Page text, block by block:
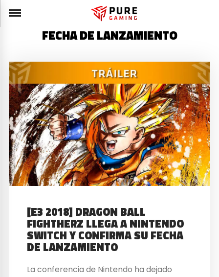
FECHA DE LANZAMIENTO
[E3 2018] DRAGON BALL
FIGHTHERZ LLEGA A NINTENDO
SWITCH Y CONFIRMA SU FECHA
DE LANZAMIENTO
La conferencia de Nintendo ha dejado